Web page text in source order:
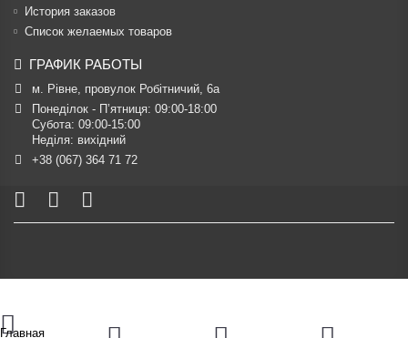
История заказов
Список желаемых товаров
ГРАФИК РАБОТЫ
м. Рівне, провулок Робітничий, 6а
Понеділок - П’ятниця: 09:00-18:00
Субота: 09:00-15:00
Неділя: вихідний
+38 (067) 364 71 72
Главная